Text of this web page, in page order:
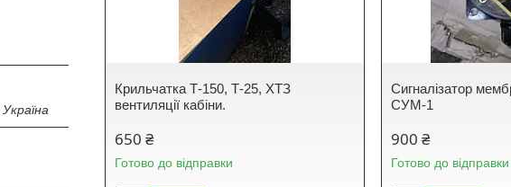
Крильчатка Т-150, Т-25, ХТЗ
вентиляції кабіни.
650 ₴
Готово до відправки
Сигналізатор
СУМ-1
900 ₴
Готово до відправки